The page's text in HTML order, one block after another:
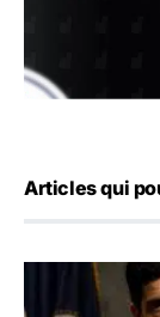
Articles qui
Emploi